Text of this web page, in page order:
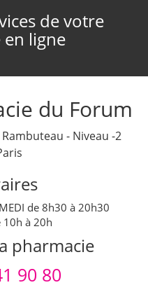
de votre
ligne
du Forum
- Niveau -2
de 8h30 à 20h30
10h à 20h
pharmacie
90 80